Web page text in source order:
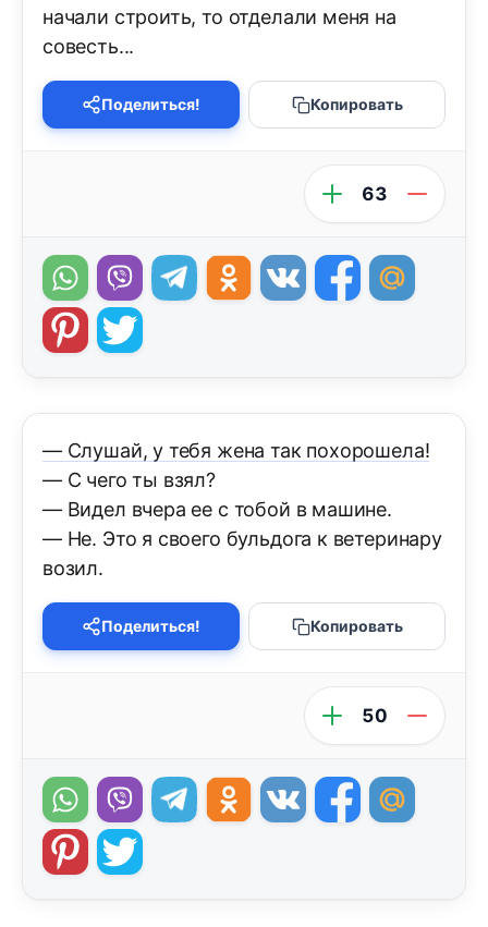
начали строить, то отделали меня на
совесть...
Поделиться! Копировать
63
— Слушай, у тебя жена так похорошела!
— С чего ты взял?
— Видел вчера ее с тобой в машине.
— Не. Это я своего бульдога к ветеринару
возил.
Поделиться! Копировать
50